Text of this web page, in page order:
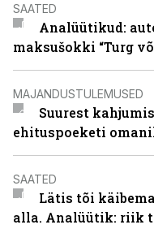
SAATED
Analüütikud:
maksušokki “Turg
MAJANDUSTULEMUSED
Suurest
ehituspoeketi
SAATED
Lätis tõi
alla. Analüütik: riik